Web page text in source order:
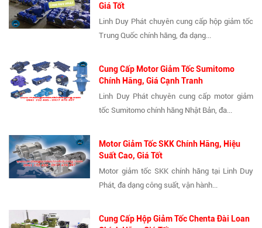
Giá Tốt
Linh Duy Phát chuyên cung cấp hộp giảm tốc
Trung Quốc chính hãng, đa dạng...
Cung Cấp Motor Giảm Tốc Sumitomo
Chính Hãng, Giá Cạnh Tranh
Linh Duy Phát chuyên cung cấp motor giảm
tốc Sumitomo chính hãng Nhật Bản, đa...
Motor Giảm Tốc SKK Chính Hãng, Hiệu
Suất Cao, Giá Tốt
Motor giảm tốc SKK chính hãng tại Linh Duy
Phát, đa dạng công suất, vận hành...
Cung Cấp Hộp Giảm Tốc Chenta Đài Loan